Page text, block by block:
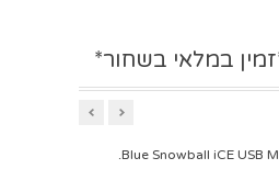
Blue Snowball iCE USB